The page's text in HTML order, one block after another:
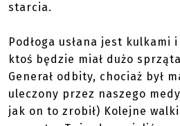
starcia.
Podłoga usłana jest kulkami
ktoś będzie miał dużo
Generał odbity, chociaż był
uleczony przez naszego
jak on to zrobił) Kolejne